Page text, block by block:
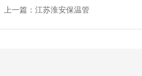
上一篇：江苏淮安保温管